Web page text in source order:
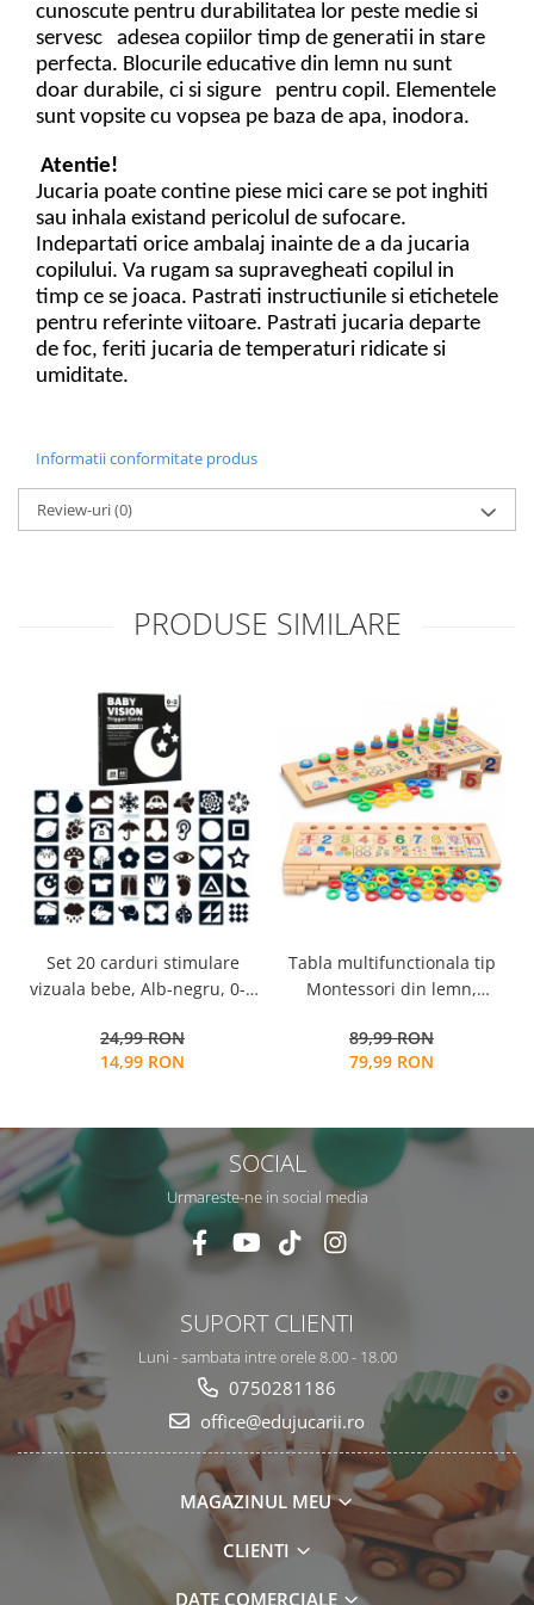
cunoscute pentru durabilitatea lor peste medie si
servesc adesea copiilor timp de generatii in stare
perfecta. Blocurile educative din lemn nu sunt
doar durabile, ci si sigure pentru copil. Elementele
sunt vopsite cu vopsea pe baza de apa, inodora.
Atentie!
Jucaria poate contine piese mici care se pot inghiti
sau inhala existand pericolul de sufocare.
Indepartati orice ambalaj inainte de a da jucaria
copilului. Va rugam sa supravegheati copilul in
timp ce se joaca. Pastrati instructiunile si etichetele
pentru referinte viitoare. Pastrati jucaria departe
de foc, feriti jucaria de temperaturi ridicate si
umiditate.
Informatii conformitate produs
Review-uri(0)
PRODUSE SIMILARE
Set 20 carduri stimulare
vizuala bebe, Alb-negru, 0-3
24,99 RON
14,99 RON
Tabla multifunctionala tip
Montessori din lemn,
multicolore pt cantitate,
numere si operatiuni
89,99 RON
79,99 RON
SOCIAL
Urmareste-ne in social media
SUPORT CLIENTI
Luni - sambata intre orele 8.00 - 18.00
0750281186
office@edujucarii.ro
MAGAZINUL MEU
CLIENTI
DATE COMERCIALE